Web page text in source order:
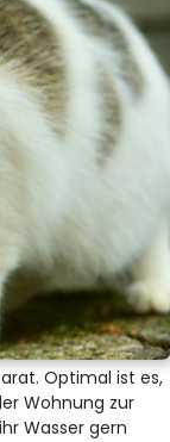
Optimal ist es,
Wohnung zur
Wasser gern